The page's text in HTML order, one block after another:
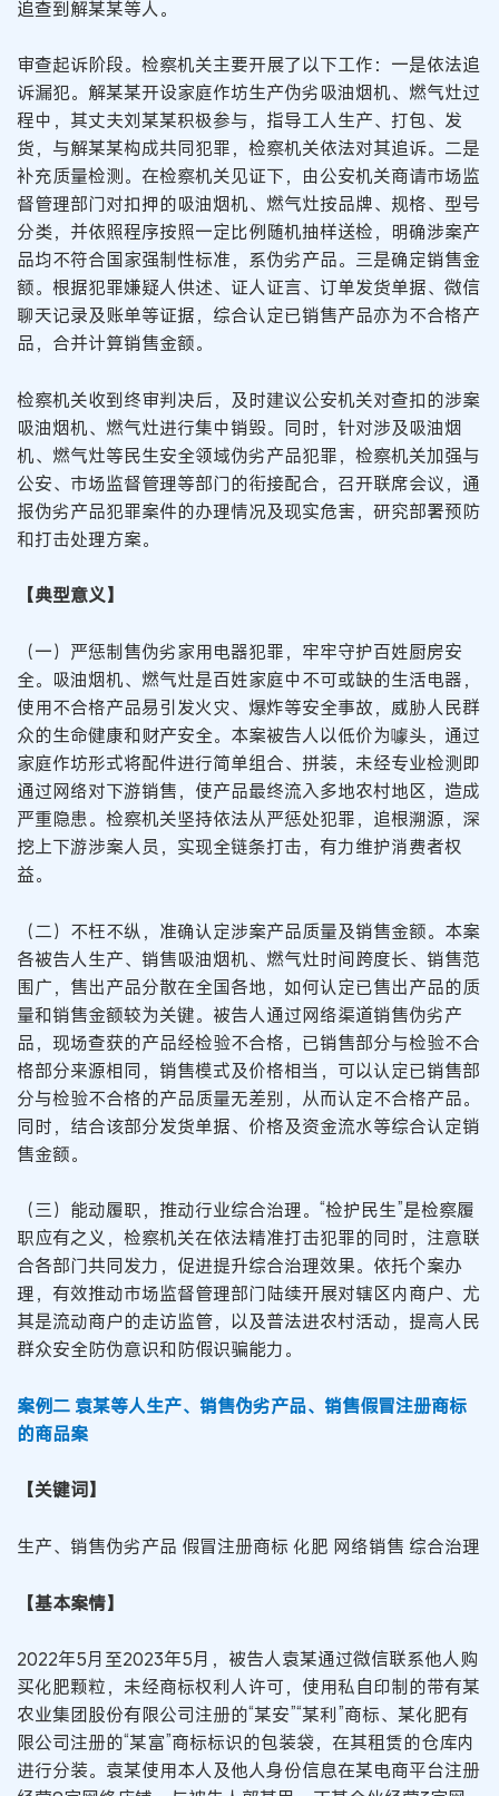
追查到解某某等人。
审查起诉阶段。检察机关主要开展了以下工作：一是依法追
诉漏犯。解某某开设家庭作坊生产伪劣吸油烟机、燃气灶过
程中，其丈夫刘某某积极参与，指导工人生产、打包、发
货，与解某某构成共同犯罪，检察机关依法对其追诉。二是
补充质量检测。在检察机关见证下，由公安机关商请市场监
督管理部门对扣押的吸油烟机、燃气灶按品牌、规格、型号
分类，并依照程序按照一定比例随机抽样送检，明确涉案产
品均不符合国家强制性标准，系伪劣产品。三是确定销售金
额。根据犯罪嫌疑人供述、证人证言、订单发货单据、微信
聊天记录及账单等证据，综合认定已销售产品亦为不合格产
品，合并计算销售金额。
检察机关收到终审判决后，及时建议公安机关对查扣的涉案
吸油烟机、燃气灶进行集中销毁。同时，针对涉及吸油烟
机、燃气灶等民生安全领域伪劣产品犯罪，检察机关加强与
公安、市场监督管理等部门的衔接配合，召开联席会议，通
报伪劣产品犯罪案件的办理情况及现实危害，研究部署预防
和打击处理方案。
【典型意义】
（一）严惩制售伪劣家用电器犯罪，牢牢守护百姓厨房安
全。吸油烟机、燃气灶是百姓家庭中不可或缺的生活电器，
使用不合格产品易引发火灾、爆炸等安全事故，威胁人民群
众的生命健康和财产安全。本案被告人以低价为噱头，通过
家庭作坊形式将配件进行简单组合、拼装，未经专业检测即
通过网络对下游销售，使产品最终流入多地农村地区，造成
严重隐患。检察机关坚持依法从严惩处犯罪，追根溯源，深
挖上下游涉案人员，实现全链条打击，有力维护消费者权
益。
（二）不枉不纵，准确认定涉案产品质量及销售金额。本案
各被告人生产、销售吸油烟机、燃气灶时间跨度长、销售范
围广，售出产品分散在全国各地，如何认定已售出产品的质
量和销售金额较为关键。被告人通过网络渠道销售伪劣产
品，现场查获的产品经检验不合格，已销售部分与检验不合
格部分来源相同，销售模式及价格相当，可以认定已销售部
分与检验不合格的产品质量无差别，从而认定不合格产品。
同时，结合该部分发货单据、价格及资金流水等综合认定销
售金额。
（三）能动履职，推动行业综合治理。“检护民生”是检察履
职应有之义，检察机关在依法精准打击犯罪的同时，注意联
合各部门共同发力，促进提升综合治理效果。依托个案办
理，有效推动市场监督管理部门陆续开展对辖区内商户、尤
其是流动商户的走访监管，以及普法进农村活动，提高人民
群众安全防伪意识和防假识骗能力。
案例二 袁某等人生产、销售伪劣产品、销售假冒注册商标
的商品案
【关键词】
生产、销售伪劣产品 假冒注册商标 化肥 网络销售 综合治理
【基本案情】
2022年5月至2023年5月，被告人袁某通过微信联系他人购
买化肥颗粒，未经商标权利人许可，使用私自印制的带有某
农业集团股份有限公司注册的“某安”“某利”商标、某化肥有
限公司注册的“某富”商标标识的包装袋，在其租赁的仓库内
进行分装。袁某使用本人及他人身份信息在某电商平台注册